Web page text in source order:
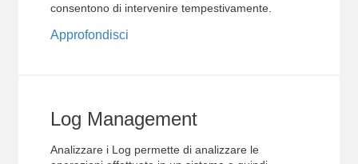
consentono di intervenire tempestivamente.
Approfondisci
Log Management
Analizzare i Log permette di analizzare le